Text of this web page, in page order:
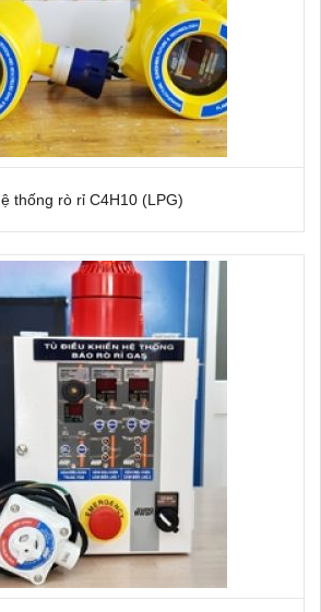
thống rò rỉ C4H10 (LPG)